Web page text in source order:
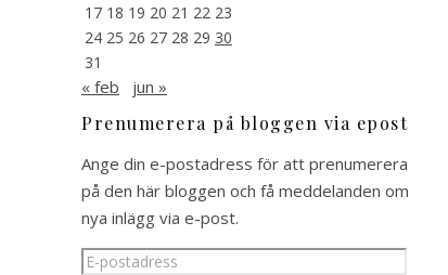
17 18 19 20 21 22 23
24 25 26 27 28 29 30
31
« feb jun »
Prenumerera på bloggen via epost
Ange din e-postadress för att prenumerera
på den här bloggen och få meddelanden om
nya inlägg via e-post.
E-